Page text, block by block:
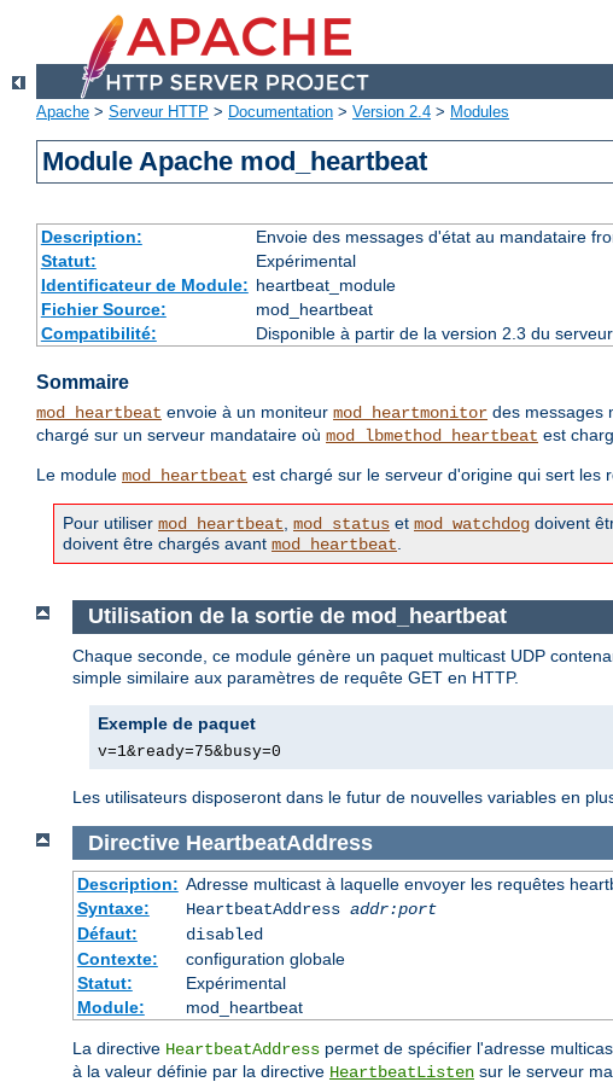
Apache > Serveur HTTP > Documentation > Version 2.4 > Modules
Module Apache mod_heartbeat
Description:
Envoie des messages d'état au mandataire
Statut:
Expérimental
Identificateur de Module: heartbeat_module
Fichier Source:
mod_heartbeat
Compatibilité:
Disponible à partir de la version 2.3 du
Sommaire
mod_heartbeat envoie à un moniteur mod_heartmonitor des messages
chargé sur un serveur mandataire où mod_lbmethod_heartbeat est
Le module mod_heartbeat est chargé sur le serveur d'origine qui sert les
Pour utiliser mod_heartbeat, mod_status et mod_watchdog doivent
doivent être chargés avant mod_heartbeat.
Utilisation de la sortie de mod_heartbeat
Chaque seconde, ce module génère un paquet multicast UDP
simple similaire aux paramètres de requête GET en HTTP.
Exemple de paquet
v=1&ready=75&busy=0
Les utilisateurs disposeront dans le futur de nouvelles variables en
Directive HeartbeatAddress
Description: Adresse multicast à laquelle envoyer les requêtes
Syntaxe:
HeartbeatAddress addr:port
Défaut:
disabled
Contexte:
configuration globale
Statut:
Expérimental
Module:
mod_heartbeat
La directive HeartbeatAddress permet de spécifier l'adresse
à la valeur définie par la directive HeartbeatListen sur le serveur